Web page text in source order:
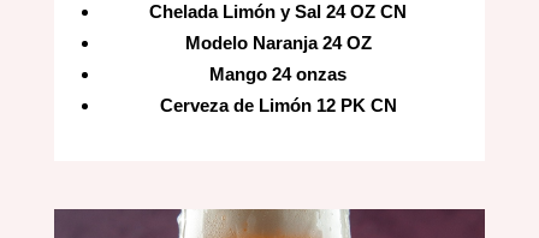
Chelada Limón y Sal 24 OZ CN
Modelo Naranja 24 OZ
Mango 24 onzas
Cerveza de Limón 12 PK CN